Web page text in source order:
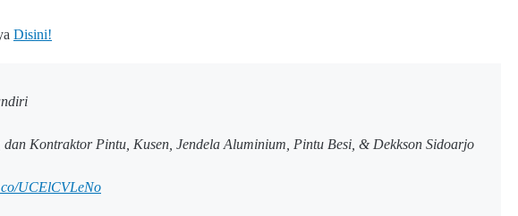
Disini!
dan Kontraktor Pintu, Kusen, Jendela Aluminium, Pintu Besi, & Dekkson Sidoarjo
UCElCVLeNo